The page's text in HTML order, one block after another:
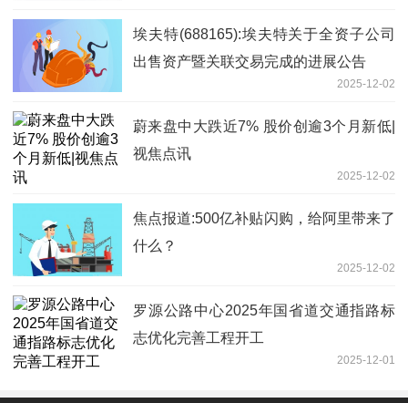
埃夫特(688165):埃夫特关于全资子公司
出售资产暨关联交易完成的进展公告
2025-12-02
蔚来盘中大跌近7% 股价创逾3个月新低|
视焦点讯
2025-12-02
焦点报道:500亿补贴闪购，给阿里带来了
什么？
2025-12-02
罗源公路中心2025年国省道交通指路标
志优化完善工程开工
2025-12-01